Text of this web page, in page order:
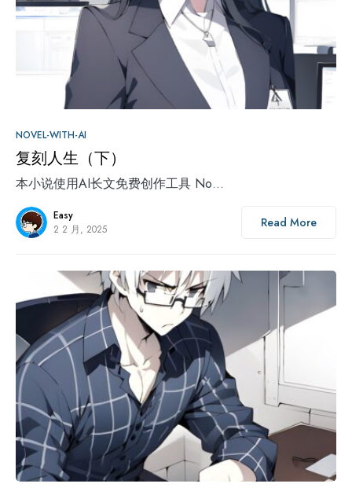
NOVEL-WITH-AI
复刻人生（下）
本小说使用AI长文免费创作工具 No…
Easy
2 2 月, 2025
Read More